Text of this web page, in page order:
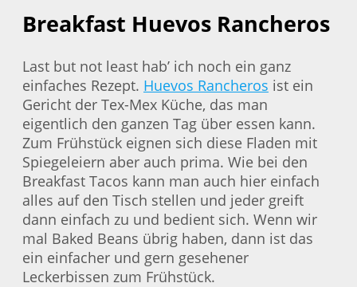
Breakfast Huevos Rancheros
Last but not least hab’ ich noch ein ganz
einfaches Rezept. Huevos Rancheros ist ein
Gericht der Tex-Mex Küche, das man
eigentlich den ganzen Tag über essen kann.
Zum Frühstück eignen sich diese Fladen mit
Spiegeleiern aber auch prima. Wie bei den
Breakfast Tacos kann man auch hier einfach
alles auf den Tisch stellen und jeder greift
dann einfach zu und bedient sich. Wenn wir
mal Baked Beans übrig haben, dann ist das
ein einfacher und gern gesehener
Leckerbissen zum Frühstück.